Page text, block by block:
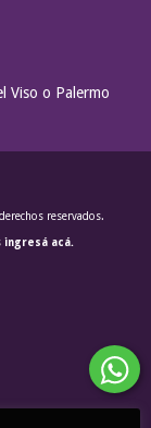
Viso o Palermo
reservados.
ingresá acá.